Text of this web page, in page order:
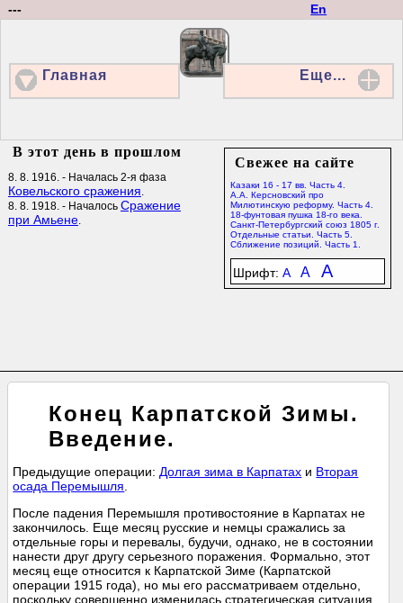
En
---
Главная Еще...
Свежее на сайте
Казаки 16 - 17 вв. Часть 4.
А.А. Керсновский про
Милютинскую реформу. Часть 4.
18-фунтовая пушка 18-го века.
Санкт-Петербургский союз 1805 г.
Отдельные статьи. Часть 5.
Сближение позиций. Часть 1.
Шрифт: A A A
В этот день в прошлом
8. 8. 1916. - Началась 2-я фаза
Ковельского сражения.
8. 8. 1918. - Началось Сражение
при Амьене.
Конец Карпатской Зимы.
Введение.
Предыдущие операции: Долгая зима в Карпатах и Вторая
осада Перемышля
После падения Перемышля противостояние в Карпатах не
закончилось. Еще месяц русские и немцы сражались за
отдельные горы и перевалы, будучи, однако, не в состоянии
нанести друг другу серьезного поражения. Формально, этот
месяц еще относится к Карпатской Зиме (Карпатской
операции 1915 года), но мы его рассматриваем отдельно,
поскольку совершенно изменилась стратегическая ситуация.